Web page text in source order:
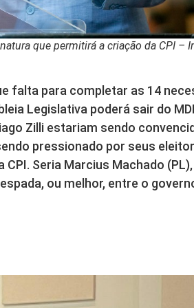
que permitirá a criação da CPI –
falta para completar as 14
Legislativa poderá sair do
Zilli estariam sendo
pressionado por seus
Seria Marcius Machado
ou melhor, entre o